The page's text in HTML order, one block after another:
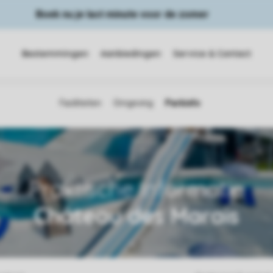
Boek nu je last minute voor de zomer
Bestemmingen Aanbiedingen Service & Contact